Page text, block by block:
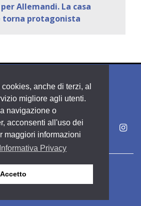
anche di terzi, al
migliore agli utenti.
navigazione o
acconsenti all'uso dei
maggiori informazioni
Informativa Privacy
Accetto
Allemandi. La casa
protagonista
del Gruppo Feltrinelli S. p. A.